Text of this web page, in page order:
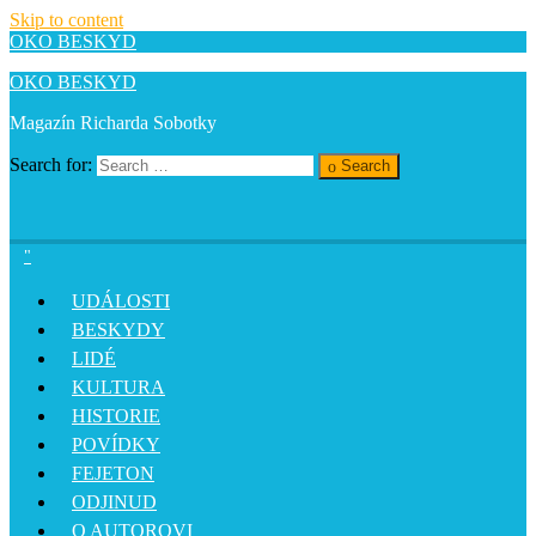
Skip to content
OKO BESKYD
OKO BESKYD
Magazín Richarda Sobotky
Search for: Search
UDÁLOSTI
BESKYDY
LIDÉ
KULTURA
HISTORIE
POVÍDKY
FEJETON
ODJINUD
O AUTOROVI